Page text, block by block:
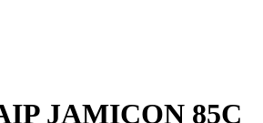
JAMICON 85C